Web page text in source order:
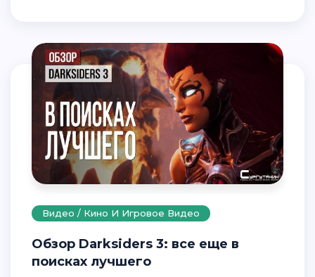
Видео / Кино И Игровое Видео
Обзор Darksiders 3: все еще в
поисках лучшего